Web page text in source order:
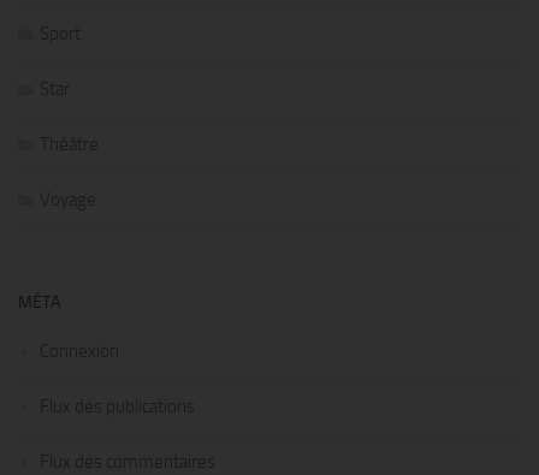
Sport
Star
Théâtre
Voyage
MÉTA
Connexion
Flux des publications
Flux des commentaires